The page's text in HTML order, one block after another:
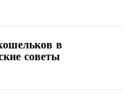
в
советы